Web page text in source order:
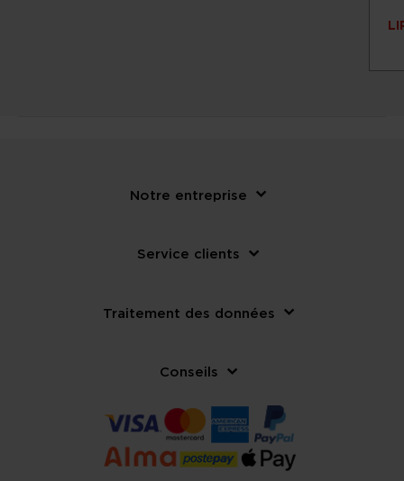
Notre entreprise
Service clients
Traitement des données
Conseils